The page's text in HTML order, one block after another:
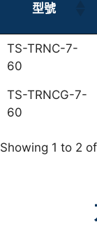
型號
TS-TRNC-7-
60
TS-TRNCG-7-
60
Showing 1 to 2